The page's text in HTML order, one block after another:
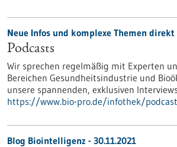
Neue Infos und komplexe Themen direkt
Podcasts
Wir sprechen regelmäßig mit Experten
Bereichen Gesundheitsindustrie und
unsere spannenden, exklusiven
https://www.bio-pro.de/infothek/
Blog Biointelligenz - 30.11.2021